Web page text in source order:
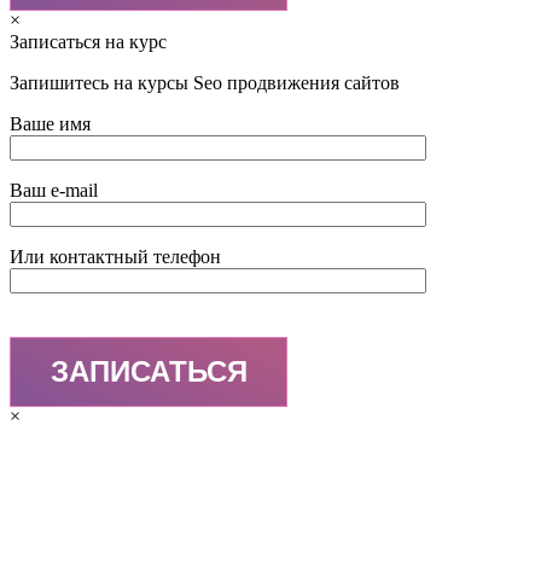
×
Записаться на курс
Запишитесь на курсы Seo продвижения сайтов
Ваше имя
Ваш e-mail
Или контактный телефон
×